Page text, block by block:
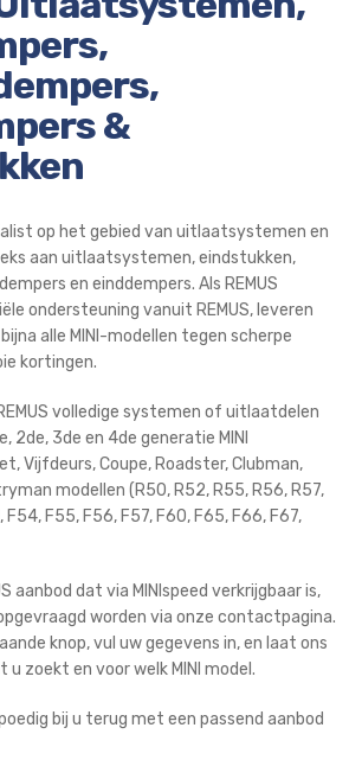
&
op het gebied van uitlaatsystemen en
aan uitlaatsystemen, eindstukken,
en einddempers. Als REMUS
ondersteuning vanuit REMUS, leveren
alle MINI-modellen tegen scherpe
kortingen.
volledige systemen of uitlaatdelen
2de, 3de en 4de generatie MINI
Vijfdeurs, Coupe, Roadster, Clubman,
modellen (R50, R52, R55, R56, R57,
F54, F55, F56, F57, F60, F65, F66, F67,
aanbod dat via MINIspeed verkrijgbaar is,
worden via onze contactpagina.
knop, vul uw gegevens in, en laat ons
zoekt en voor welk MINI model.
bij u terug met een passend aanbod